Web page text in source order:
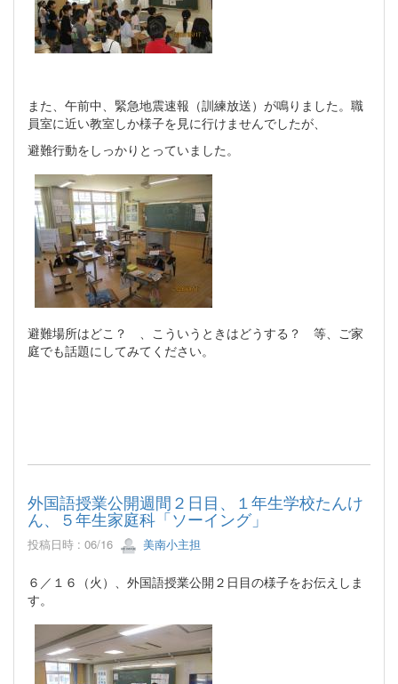
また、午前中、緊急地震速報（訓練放送）が鳴りました。職
員室に近い教室しか様子を見に行けませんでしたが、
避難行動をしっかりとっていました。
避難場所はどこ？ 、こういうときはどうする？ 等、ご家
庭でも話題にしてみてください。
外国語授業公開週間２日目、１年生学校たんけ
ん、５年生家庭科「ソーイング」
投稿日時 : 06/16 美南小主担
６／１６（火）、外国語授業公開２日目の様子をお伝えしま
す。